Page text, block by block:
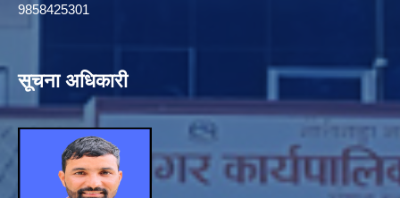
9858425301
सूचना अधिकारी